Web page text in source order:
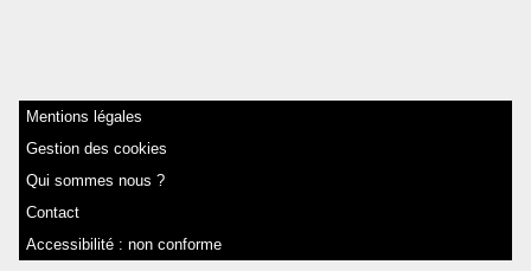
Mentions légales
Gestion des cookies
Qui sommes nous ?
Contact
Accessibilité : non conforme